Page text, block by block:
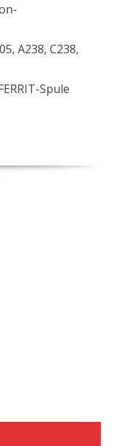
A238, C238,
Spule